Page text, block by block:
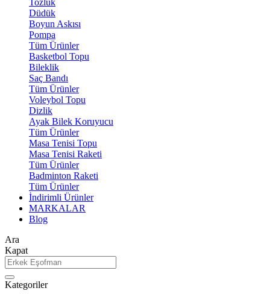
Tozluk
Düdük
Boyun Askısı
Pompa
Tüm Ürünler
Basketbol Topu
Bileklik
Saç Bandı
Tüm Ürünler
Voleybol Topu
Dizlik
Ayak Bilek Koruyucu
Tüm Ürünler
Masa Tenisi Topu
Masa Tenisi Raketi
Tüm Ürünler
Badminton Raketi
Tüm Ürünler
İndirimli Ürünler
MARKALAR
Blog
Ara
Kapat
Kategoriler